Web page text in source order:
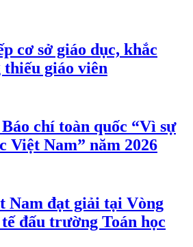
cơ sở giáo dục, khắc
giáo viên
chí toàn quốc “Vì sự
Việt Nam” năm 2026
Nam đạt giải tại Vòng
đấu trường Toán học